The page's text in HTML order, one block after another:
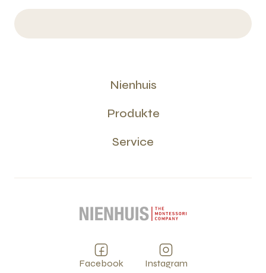
Nienhuis
Produkte
Service
Facebook Instagram